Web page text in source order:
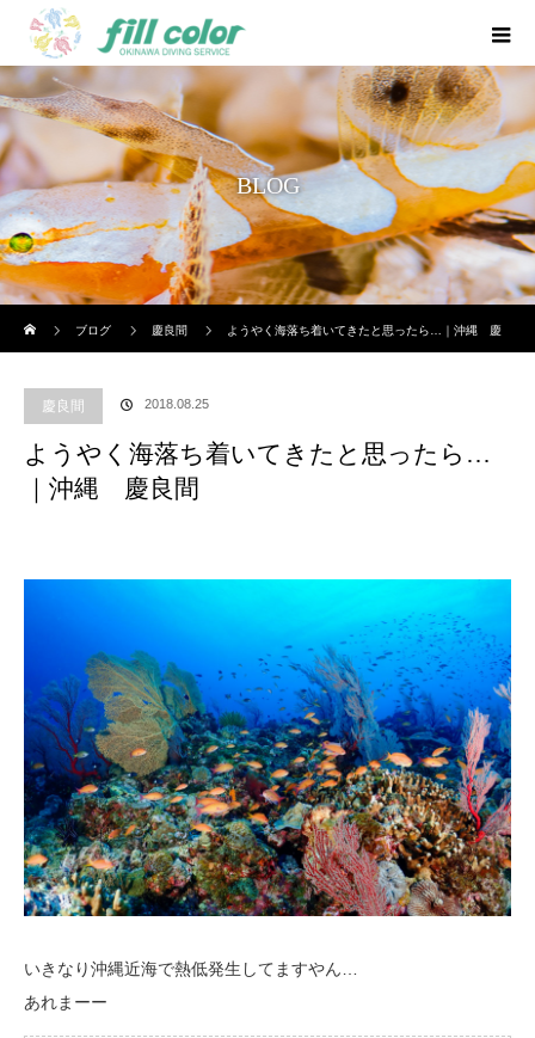
BLOG
ブログ
慶良間 ようやく海落ち着いてきたと思ったら…｜沖縄 慶
慶良間 2018.08.25
ようやく海落ち着いてきたと思ったら…
｜沖縄 慶良間
いきなり沖縄近海で熱低発生してますやん…
あれまーー